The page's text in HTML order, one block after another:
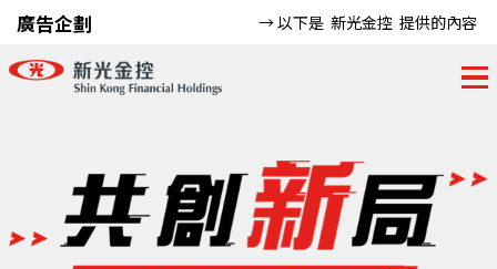
廣告企劃 → 以下是 新光金控 提供的內容